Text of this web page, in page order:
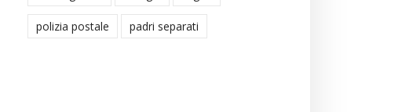
polizia postale padri separati